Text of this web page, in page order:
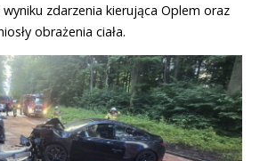
zdarzenia kierująca Oplem oraz
obrażenia ciała.